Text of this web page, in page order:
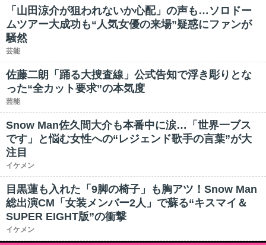
「山田涼介が狙われないか心配」の声も…ソロドー
ムツアー大成功も“人気女優の来場”疑惑にファンが
騒然
芸能
佐藤二朗「踊る大捜査線」公式告知で浮き彫りとな
った“全カット要求”の本気度
芸能
Snow Man佐久間大介も本番中に涙…「世界一ブス
です」と悩む女性への“レジェンド歌手の言葉”が大
注目
イケメン
目黒蓮も入れた「9脚の椅子」も胸アツ！Snow Man
総出演CM「女装メンバー2人」で蘇る“キスマイ＆
SUPER EIGHT版”の衝撃
イケメン